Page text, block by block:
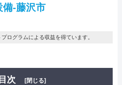
備-藤沢市
ログラムによる収益を得ています。
目次 [閉じる]